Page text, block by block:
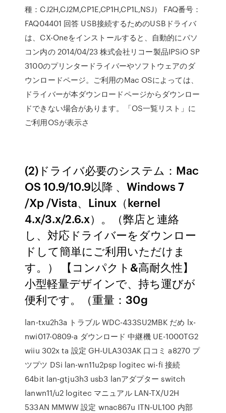
種：CJ2H,CJ2M,CP1E,CP1H,CP1L,NSJ） FAQ番号：
FAQ04401 回答 USB接続するためのUSBドライバ
は、CX-Oneをインストールすると、自動的にパソ
コン内の 2014/04/23 株式会社リコー製品IPSiO SP
3100のプリンタードライバーやソフトウェアのダ
ウンロードページ。ご利用のMac OSによっては、
ドライバーが本ダウンロードページからダウンロー
ドできない場合があります。「OS一覧リスト」に
ご利用OSが表示さ
(2)ドライバ必要のシステム：Mac
OS 10.9/10.9以降 、Windows 7
/Xp /Vista、Linux（kernel
4.x/3.x/2.6.x）。（弊店と連絡
し、対応ドライバーをダウンロー
ドして簡単にご利用いただけま
す。） 【コンパクト&高耐久性】
小型軽量デザインで、持ち運びが
便利です。（重量：30g
lan-txu2h3a トラブル WDC-433SU2MBK だめ lx-
nwi017-0809-a ダウンロード 中継機 UE-1000TG2
wiiu 302x ta 設定 GH-ULA303AK 口コミ a8270 プ
ツプツ DSi lan-wn11u2psp logitec wi-fi 接続
64bit lan-gtju3h3 usb3 lanアダプター switch
lanwn11/u2 logitec マニュアル LAN-TX/U2H
533AN MMWW 設定 wnac867u ITN-UL100 内部